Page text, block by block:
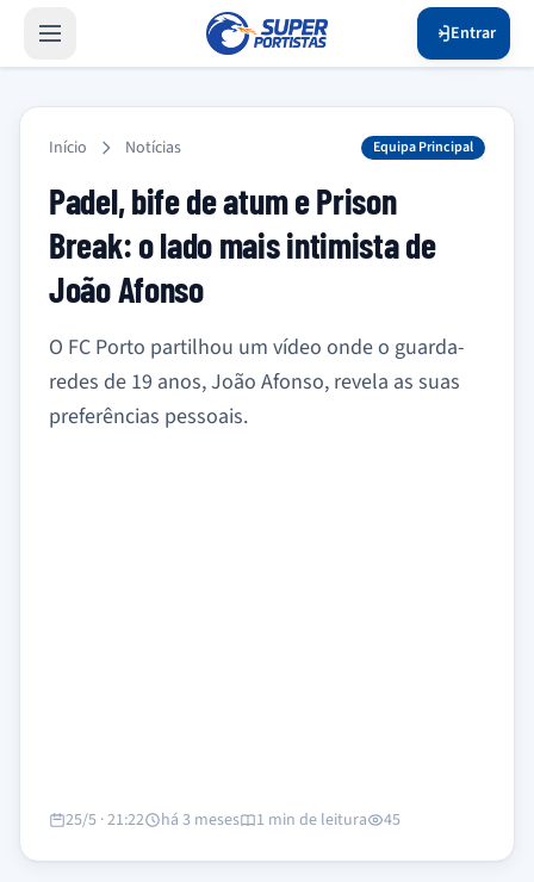
Entrar
Início Notícias Equipa Principal
Padel, bife de atum e Prison
Break: o lado mais intimista de
João Afonso
O FC Porto partilhou um vídeo onde o guarda-
redes de 19 anos, João Afonso, revela as suas
preferências pessoais.
25/5 · 21:22 há 3 meses 1 min de leitura 45